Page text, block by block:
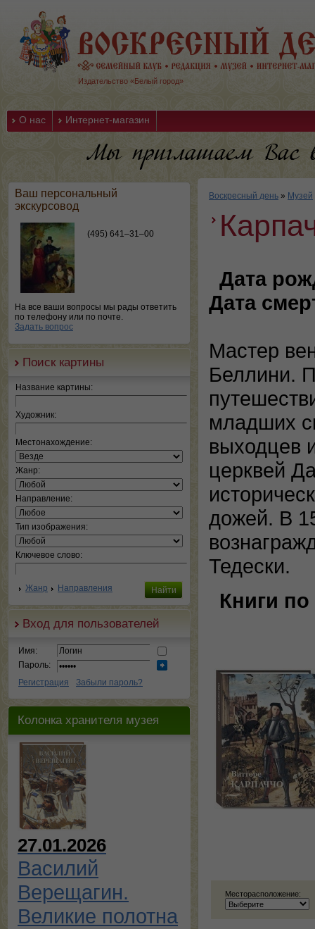
Издательство «Белый город»
О нас Интернет-магазин
Ваш персональный
экскурсовод
(495) 641–31–00
На все ваши вопросы мы рады ответить
по телефону или по почте.
Задать вопрос
Поиск картины
Название картины:
Художник:
Местонахождение:
Жанр:
Направление:
Тип изображения:
Ключевое слово:
Жанр Направления
Вход для пользователей
Имя:
Пароль:
Регистрация
Забыли пароль?
Колонка хранителя музея
27.01.2026
Василий
Верещагин.
Великие полотна
Воскресный день » Музей
Дата
Дата
Мастер
Беллини.
младших
выходцев
церквей
дожей. В
Тедески.
Книги
Месторасположение: